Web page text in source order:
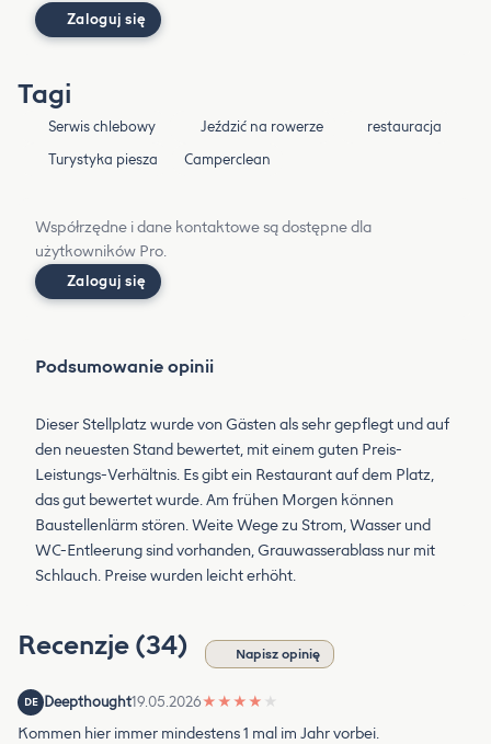
Zaloguj się
Tagi
Serwis chlebowy Jeździć na rowerze
restauracja
Turystyka piesza
Camperclean
Współrzędne i dane kontaktowe są dostępne dla
użytkowników Pro.
Zaloguj się
Podsumowanie opinii
Dieser Stellplatz wurde von Gästen als sehr gepflegt und auf
den neuesten Stand bewertet, mit einem guten Preis-
Leistungs-Verhältnis. Es gibt ein Restaurant auf dem Platz,
das gut bewertet wurde. Am frühen Morgen können
Baustellenlärm stören. Weite Wege zu Strom, Wasser und
WC-Entleerung sind vorhanden, Grauwasserablass nur mit
Schlauch. Preise wurden leicht erhöht.
Recenzje (34) Napisz opinię
DE Deepthought19.05.2026★ ★ ★ ★ ★
Kommen hier immer mindestens 1 mal im Jahr vorbei.